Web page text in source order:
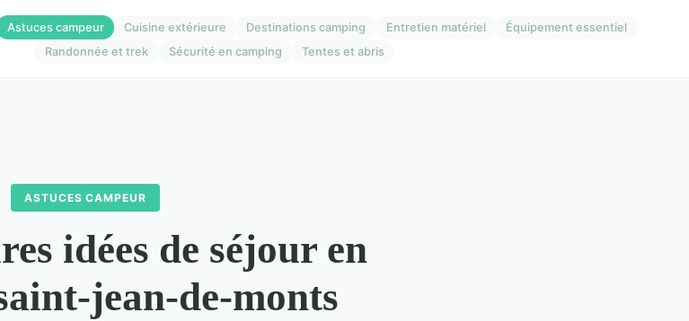
Astuces campeur Cuisine extérieure Destinations camping Entretien matériel
Équipement essentiel
Randonnée et trek
Sécurité en camping Tentes et abris
ASTUCES CAMPEUR
idées de séjour en
jean-de-monts